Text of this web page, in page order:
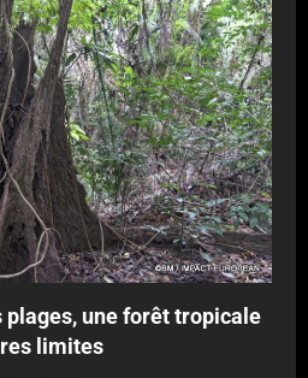
une forêt tropicale
limites